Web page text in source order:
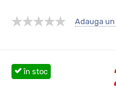
Adauga
în stoc